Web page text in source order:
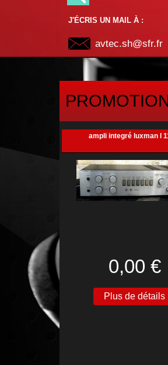
J'ÉCRIS UN MAIL À :
avtec.sh@sfr.fr
ampli integré luxman l
0,00 €
Plus de détails